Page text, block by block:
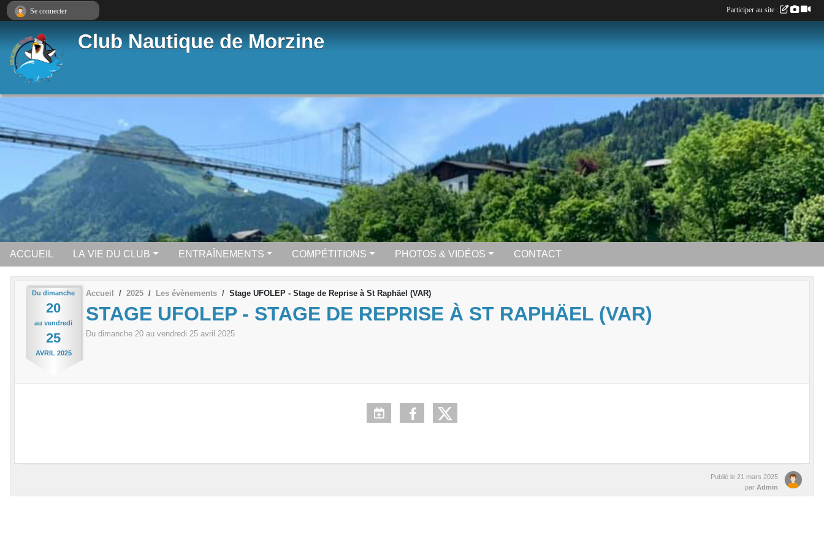
Club Nautique de Morzine
ACCUEIL LA VIE DU CLUB ENTRAÎNEMENTS COMPÉTITIONS PHOTOS & VIDÉOS CONTACT
Du dimanche
20
au vendredi
25
AVRIL 2025
Accueil 2025 Les évènements Stage UFOLEP - Stage de Reprise à St Raphäel (VAR)
STAGE UFOLEP - STAGE DE REPRISE À ST RAPHÄEL (VAR)
Du dimanche 20 au vendredi 25 avril 2025
Publié le 21 mars 2025
par Admin
Se connecter Participer au site :
Panneau de gestion des cookies